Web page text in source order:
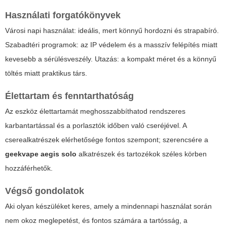
Használati forgatókönyvek
Városi napi használat: ideális, mert könnyű hordozni és strapabíró.
Szabadtéri programok: az IP védelem és a masszív felépítés miatt
kevesebb a sérülésveszély. Utazás: a kompakt méret és a könnyű
töltés miatt praktikus társ.
Élettartam és fenntarthatóság
Az eszköz élettartamát meghosszabbíthatod rendszeres
karbantartással és a porlasztók időben való cseréjével. A
cserealkatrészek elérhetősége fontos szempont; szerencsére a
geekvape aegis solo alkatrészek és tartozékok széles körben
hozzáférhetők.
Végső gondolatok
Aki olyan készüléket keres, amely a mindennapi használat során
nem okoz meglepetést, és fontos számára a tartósság, a